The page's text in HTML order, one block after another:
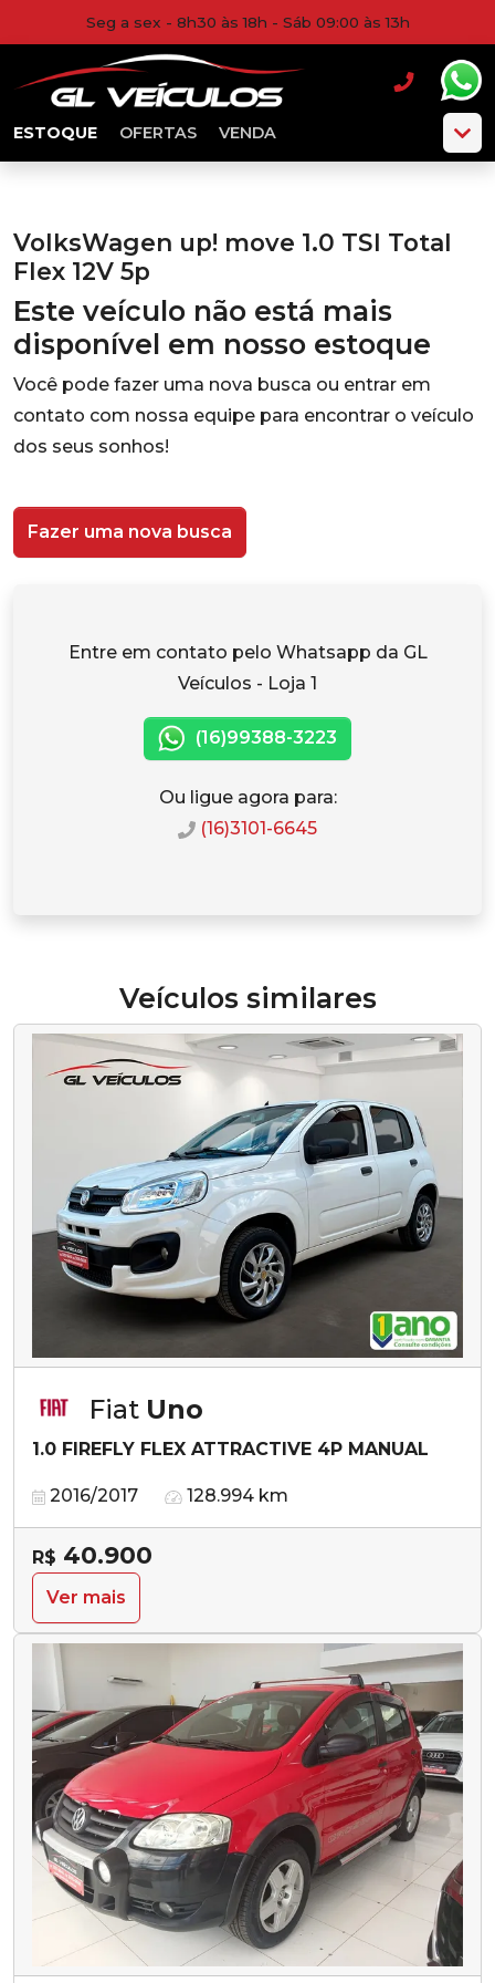
Seg a sex - 8h30 às 18h - Sáb 09:00 às 13h
ESTOQUE OFERTAS VENDA
VolksWagen up! move 1.0 TSI Total
Flex 12V 5p
Este veículo não está mais
disponível em nosso estoque
Você pode fazer uma nova busca ou entrar em
contato com nossa equipe para encontrar o veículo
dos seus sonhos!
Fazer uma nova busca
Entre em contato pelo Whatsapp da GL
Veículos - Loja 1
(16)99388-3223
Ou ligue agora para:
(16)3101-6645
Veículos similares
Fiat Uno
1.0 FIREFLY FLEX ATTRACTIVE 4P MANUAL
2016/2017 128.994 km
R$ 40.900
Ver mais